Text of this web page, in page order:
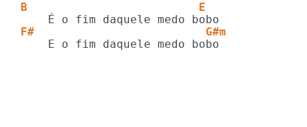
B                         E
F#                         G#m
    E o fim daquele medo bobo